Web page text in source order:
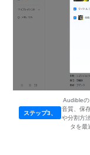
ステップ3、
Audible
音質、保
や分割方
タを最